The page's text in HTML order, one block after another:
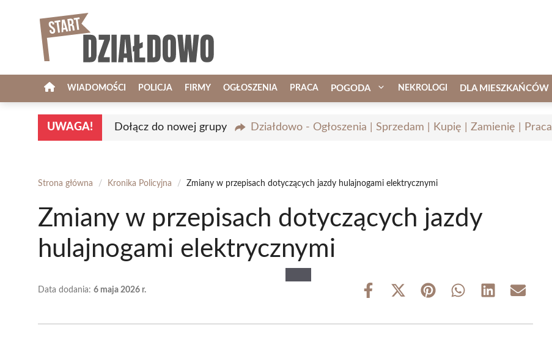
WIADOMOŚCI POLICJA FIRMY OGŁOSZENIA PRACA POGODA NEKROLOGI DLA MIESZKAŃCÓW
UWAGA! Dołącz do nowej grupy Działdowo - Ogłoszenia | Sprzedam | Kupię | Zamienię | Praca
Strona główna / Kronika Policyjna / Zmiany w przepisach dotyczących jazdy hulajnogami elektrycznymi
Zmiany w przepisach dotyczących jazdy
hulajnogami elektrycznymi
Data dodania: 6 maja 2026 r.
Share
Share
(Twitter)
Share Share Share Share